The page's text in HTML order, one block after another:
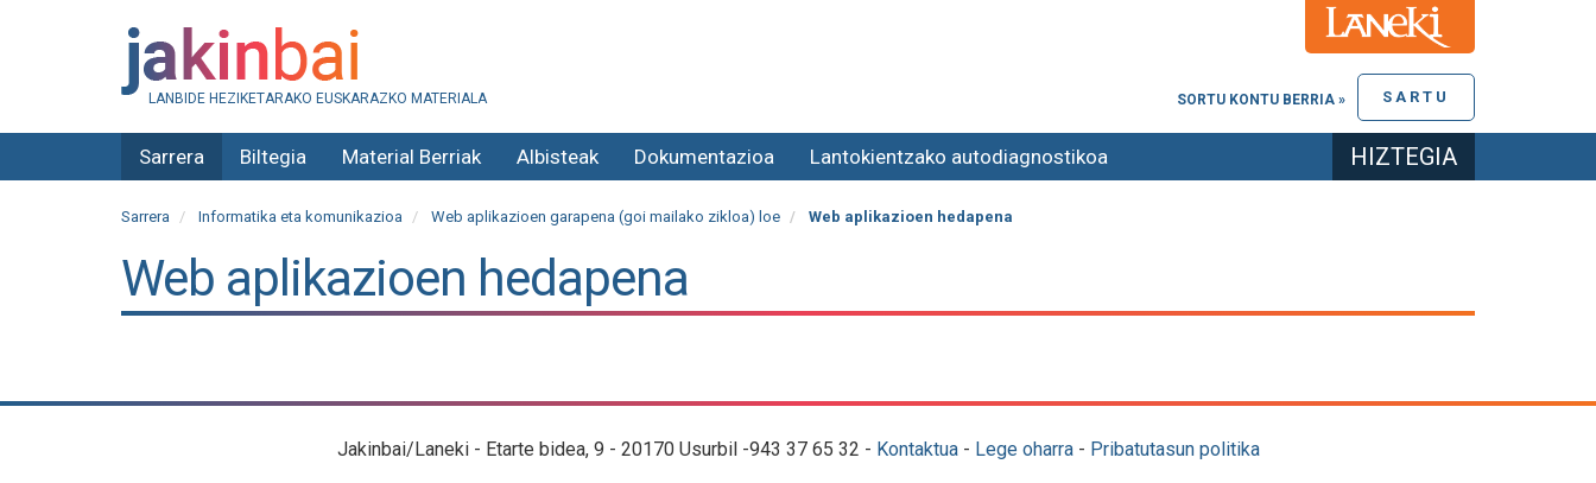
LANBIDE HEZIKETARAKO EUSKARAZKO MATERIALA SARTU
SORTU KONTU BERRIA »
Sarrera Biltegia Material Berriak Albisteak Dokumentazioa Lantokientzako autodiagnostikoa HIZTEGIA
Sarrera Informatika eta komunikazioa Web aplikazioen garapena (goi mailako zikloa) loe Web aplikazioen hedapena
Web aplikazioen hedapena
Jakinbai/Laneki - Etarte bidea, 9 - 20170 Usurbil -943 37 65 32 - Kontaktua- Lege oharra- Pribatutasun politika